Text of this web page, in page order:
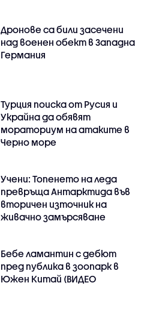
Дронове са били засечени
над военен обект в Западна
Германия
Турция поиска от Русия и
Украйна да обявят
мораториум на атаките в
Черно море
Учени: Топенето на леда
превръща Антарктида във
вторичен източник на
живачно замърсяване
Бебе ламантин с дебют
пред публика в зоопарк в
Южен Китай (ВИДЕО